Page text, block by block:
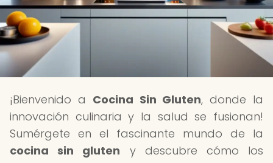
¡Bienvenido a Cocina Sin Gluten, donde la
innovación culinaria y la salud se fusionan!
Sumérgete en el fascinante mundo de la
cocina sin gluten y descubre cómo los